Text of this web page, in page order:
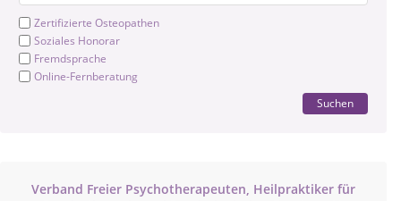
Zertifizierte Osteopathen
Soziales Honorar
Fremdsprache
Online-Fernberatung
Suchen
Verband Freier Psychotherapeuten, Heilpraktiker für